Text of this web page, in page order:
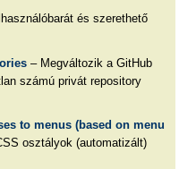
és szerethető
– Megváltozik a GitHub
számú privát repository
to menus (based on menu
osztályok (automatizált)